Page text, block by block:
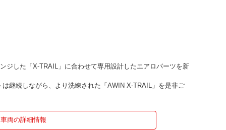
ジした「X-TRAIL」に合わせて専用設計したエアロパーツを新
は継続しながら、より洗練された「AWIN X-TRAIL」を是非ご
車両の詳細情報